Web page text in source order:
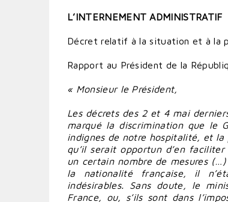
L’INTERNEMENT ADMINISTRATIF
Décret relatif à la situation et à la
Rapport au Président de la
« Monsieur le Président,
Les décrets des 2 et 4 mai
marqué la discrimination que le
indignes de notre hospitalité, et
qu’il serait opportun d’en
un certain nombre de mesures
la nationalité française, il
indésirables. Sans doute, le
France, ou, s’ils sont dans